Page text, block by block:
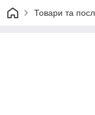
Товари та